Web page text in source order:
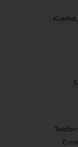
Telefon:
E-